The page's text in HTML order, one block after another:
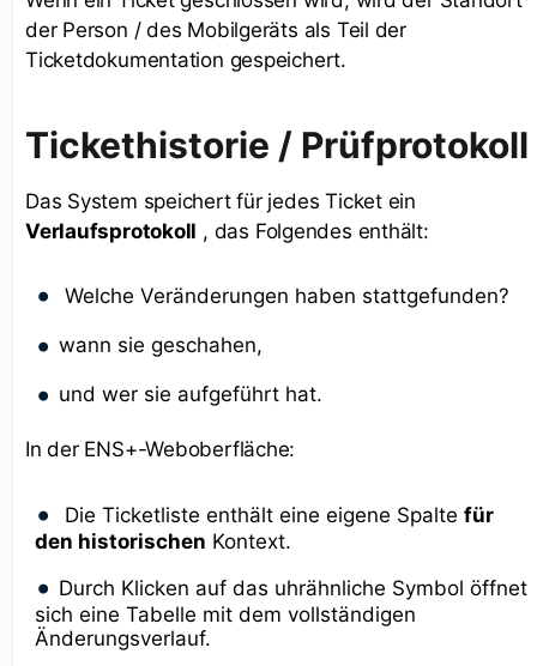
der Person / des Mobilgeräts als Teil der
Ticketdokumentation gespeichert.
Tickethistorie / Prüfprotokoll
Das System speichert für jedes Ticket ein
Verlaufsprotokoll , das Folgendes enthält:
Welche Veränderungen haben stattgefunden?
wann sie geschahen,
und wer sie aufgeführt hat.
In der ENS+-Weboberfläche:
Die Ticketliste enthält eine eigene Spaltefür
den historischen Kontext.
Durch Klicken auf das uhrähnliche Symbol öffnet
sich eine Tabelle mit dem vollständigen
Änderungsverlauf.